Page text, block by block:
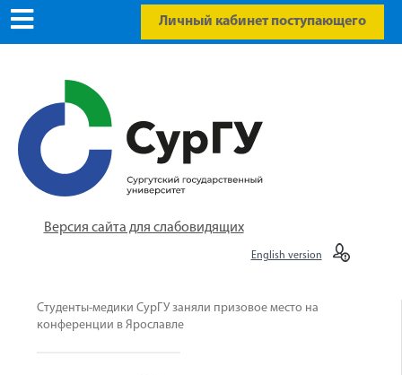
Личный кабинет поступающего
Версия сайта для слабовидящих
English version
Студенты-медики СурГУ заняли призовое место на
конференции в Ярославле